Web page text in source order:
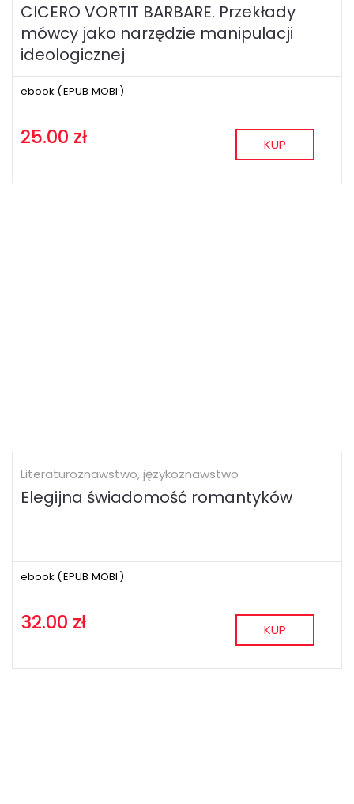
CICERO VORTIT BARBARE. Przekłady
mówcy jako narzędzie manipulacji
ideologicznej
ebook (EPUB MOBI )
25.00 zł KUP
Literaturoznawstwo, językoznawstwo
Elegijna świadomość romantyków
ebook (EPUB MOBI )
32.00 zł KUP